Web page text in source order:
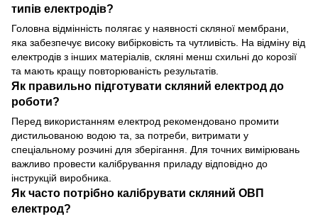
типів електродів?
Головна відмінність полягає у наявності скляної мембрани,
яка забезпечує високу вибірковість та чутливість. На відміну від
електродів з інших матеріалів, скляні менш схильні до корозії
та мають кращу повторюваність результатів.
Як правильно підготувати скляний електрод до
роботи?
Перед використанням електрод рекомендовано промити
дистильованою водою та, за потреби, витримати у
спеціальному розчині для зберігання. Для точних вимірювань
важливо провести калібрування приладу відповідно до
інструкцій виробника.
Як часто потрібно калібрувати скляний ОВП
електрод?